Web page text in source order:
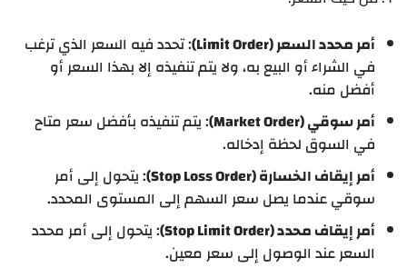
أمر محدد السعر (Limit Order)
: تحدد فيه السعر الذي ترغب
في الشراء أو البيع به، ولا يتم تنفيذه إلا بهذا السعر أو
أفضل منه.
أمر سوقي (Market Order)
: يتم تنفيذه بأفضل سعر متاح
في السوق لحظة إدخاله.
أمر إيقاف الخسارة (Stop Loss Order)
: يتحول إلى أمر
سوقي عندما يصل سعر السهم إلى المستوى المحدد.
أمر إيقاف محدد (Stop Limit Order)
: يتحول إلى أمر محدد
السعر عند الوصول إلى سعر معين.